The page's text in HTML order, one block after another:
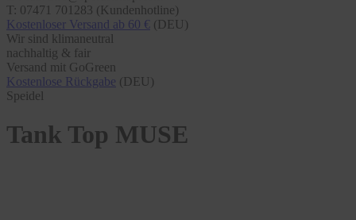
T: 07471 701283 (Kundenhotline)
Kostenloser Versand ab 60 € (DEU)
Wir sind klimaneutral
nachhaltig & fair
Versand mit GoGreen
Kostenlose Rückgabe (DEU)
Speidel
Tank Top MUSE